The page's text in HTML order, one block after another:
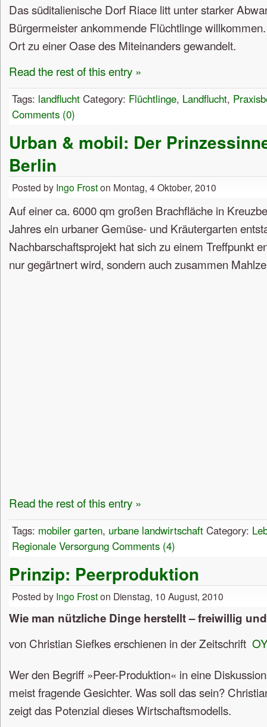
Das süditalienische Dorf Riace litt unter starker
Bürgermeister ankommende Flüchtlinge
Ort zu einer Oase des Miteinanders gewandelt.
Read the rest of this entry »
Tags: landflucht Category: Flüchtlinge, Landflucht,
Comments (0)
Urban & mobil: Der
Berlin
Posted by Ingo Froston Montag, 4 Oktober, 2010
Auf einer ca. 6000 qm großen Brachfläche in
Jahres ein urbaner Gemüse- und Kräutergarten
Nachbarschaftsprojekt hat sich zu einem Treffpunkt
nur gegärtnert wird, sondern auch zusammen
Read the rest of this entry »
Tags: mobiler garten, urbane landwirtschaft Category:
Regionale Versorgung Comments (4)
Prinzip: Peerproduktion
Posted by Ingo Froston Dienstag, 10 August, 2010
Wie man nützliche Dinge herstellt – freiwillig
von Christian Siefkes erschienen in der Zeitschrift
Wer den Begriff »Peer-Produktion« in eine
meist fragende Gesichter. Was soll das sein?
zeigt das Potenzial dieses Wirtschaftsmodells.